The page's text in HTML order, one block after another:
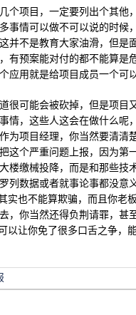
项目，一定要列出个其他
情可以做不可以说的时候
不是教育大家油滑，但是
预案能对付的都不能算是
应用就是给项目成员一个可
可能会被砍掉，但是项目
，这些人这会在做什么呢
为项目经理，你当然要清清
这个严重问题上报，因为第
缴械投降，而是和那些技
列数据或者就事论事都没意
也不能算欺骗，而且你老
你当然还得负荆请罪，甚
让你免了很多口舌之争，